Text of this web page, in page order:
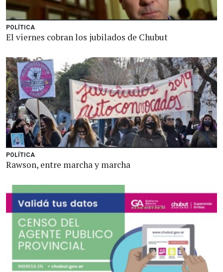
POLÍTICA
El viernes cobran los jubilados de Chubut
POLÍTICA
Rawson, entre marcha y marcha